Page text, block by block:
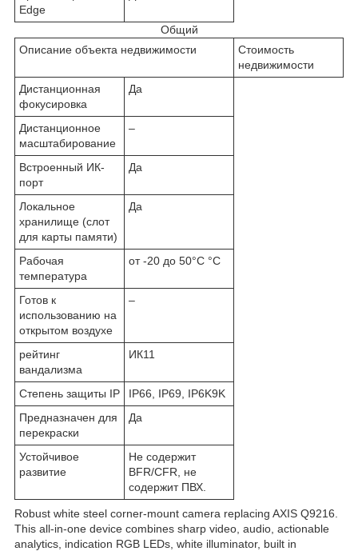
Edge
Общий
Описание объекта недвижимости
Стоимость
недвижимости
Дистанционная
фокусировка
Да
Дистанционное
масштабирование
–
Встроенный ИК-
порт
Да
Локальное
хранилище (слот
для карты памяти)
Да
Рабочая
температура
от -20 до 50°C °C
Готов к
использованию на
открытом воздухе
–
рейтинг
вандализма
ИК11
Степень защиты IP
IP66, IP69, IP6K9K
Предназначен для
перекраски
Да
Устойчивое
развитие
Не содержит
BFR/CFR, не
содержит ПВХ.
Robust white steel corner-mount camera replacing AXIS Q9216.
This all-in-one device combines sharp video, audio, actionable
analytics, indication RGB LEDs, white illuminator, built in